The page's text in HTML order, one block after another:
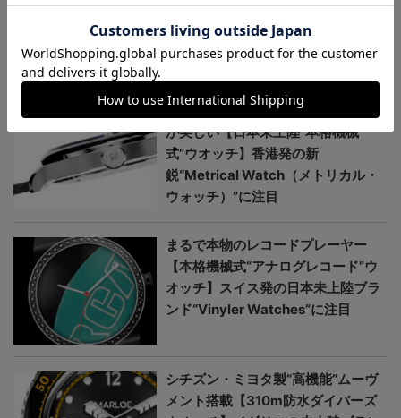
＞＞＞もっと見る
日本未上陸ブランド
まるで夜空、パープルの多層文字盤
が美しい【日本未上陸“本格機械
式”ウオッチ】香港発の新
鋭“Metrical Watch（メトリカル・
ウォッチ）”に注目
まるで本物のレコードプレーヤー
【本格機械式“アナログレコード”ウ
オッチ】スイス発の日本未上陸ブラ
ンド“Vinyler Watches”に注目
シチズン・ミヨタ製“高機能”ムーヴ
メント搭載【310m防水ダイバーズ